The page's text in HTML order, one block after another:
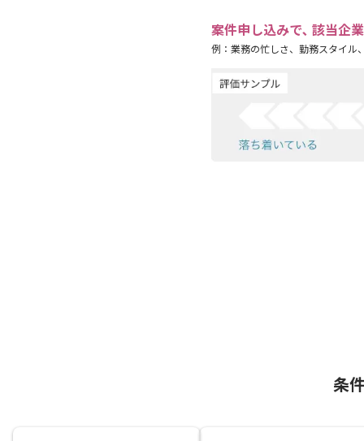
案件申し込みで､ 該当企
例：業務の忙しさ、勤務スタイル
条